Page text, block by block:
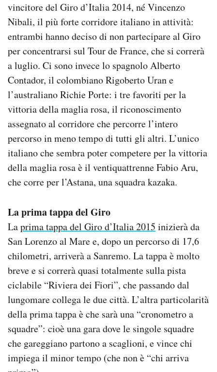
vincitore del Giro d’Italia 2014, né Vincenzo
Nibali, il più forte corridore italiano in attività:
entrambi hanno deciso di non partecipare al Giro
per concentrarsi sul Tour de France, che si correrà
a luglio. Ci sono invece lo spagnolo Alberto
Contador, il colombiano Rigoberto Uran e
l’australiano Richie Porte: i tre favoriti per la
vittoria della maglia rosa, il riconoscimento
assegnato al corridore che percorre l’intero
percorso in meno tempo di tutti gli altri. L’unico
italiano che sembra poter competere per la vittoria
della maglia rosa è il ventiquattrenne Fabio Aru,
che corre per l’Astana, una squadra kazaka.
La prima tappa del Giro
Laprima tappa del Giro d’Italia 2015 inizierà da
San Lorenzo al Mare e, dopo un percorso di 17,6
chilometri, arriverà a Sanremo. La tappa è molto
breve e si correrà quasi totalmente sulla pista
ciclabile “Riviera dei Fiori”, che passando dal
lungomare collega le due città. L’altra particolarità
della prima tappa è che sarà una “cronometro a
squadre”: cioè una gara dove le singole squadre
che gareggiano partono a scaglioni, e vince chi
impiega il minor tempo (che non è “chi arriva